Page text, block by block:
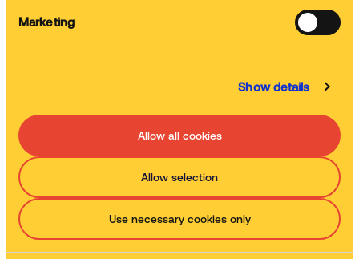
Marketing
Show details
Allow all cookies
Allow selection
Use necessary cookies only
L’installation d’une machine automatique à l’ultrason pour le
process de nettoyage des jantes a permis à l’entreprise de
réduire considérablement le nombre d’heures consacrées à
ces tâches, tout en permettant à leur équipe de pouvoir se
concentrer sur d’autres tâches pendant le cycle de nettoyage.
Pour 10 jantes, le temps de nettoyage est passé d’une journée
entière pour deux personnes à 50 minutes. Elle a également
permis de réduire toute la pénibilité associée au processus de
nettoyage manuel préalablement mis en place.